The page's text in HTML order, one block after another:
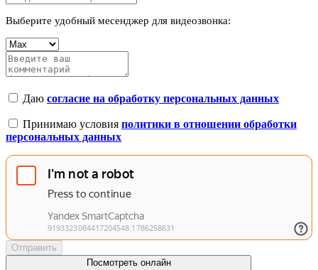
Выберите удобный месенджер для видеозвонка:
Даю согласие на обработку персональных данных
Принимаю условия политики в отношении обработки
персональных данных
Отправить
Посмотреть онлайн